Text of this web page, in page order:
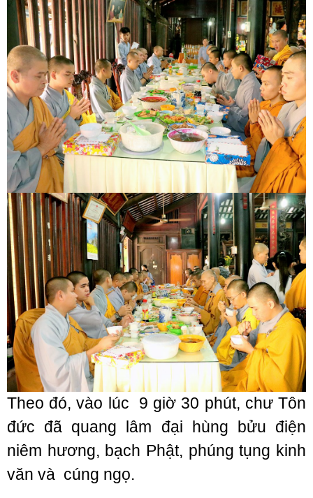
Theo đó, vào lúc 9 giờ 30 phút, chư Tôn
đức đã quang lâm đại hùng bửu điện
niêm hương, bạch Phật, phúng tụng kinh
văn và cúng ngọ.